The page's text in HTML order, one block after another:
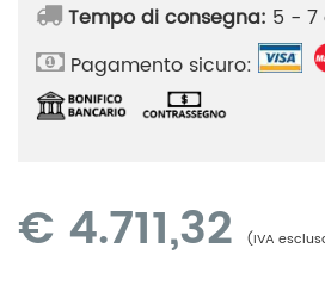
Tempo di consegna: 5 - 7
Pagamento sicuro:
€ 4.711,32 (IVA